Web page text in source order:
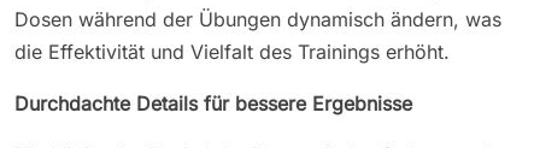
Dosen während der Übungen dynamisch ändern, was
die Effektivität und Vielfalt des Trainings erhöht.
Durchdachte Details für bessere Ergebnisse